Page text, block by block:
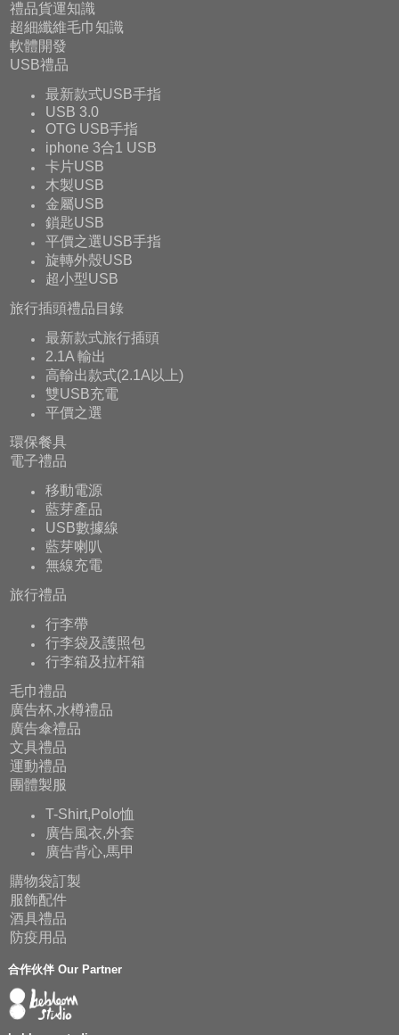
禮品貨運知識
超細纖維毛巾知識
軟體開發
USB禮品
最新款式USB手指
USB 3.0
OTG USB手指
iphone 3合1 USB
卡片USB
木製USB
金屬USB
鎖匙USB
平價之選USB手指
旋轉外殼USB
超小型USB
旅行插頭禮品目錄
最新款式旅行插頭
2.1A 輸出
高輸出款式(2.1A以上)
雙USB充電
平價之選
環保餐具
電子禮品
移動電源
藍芽產品
USB數據線
藍芽喇叭
無線充電
旅行禮品
行李帶
行李袋及護照包
行李箱及拉杆箱
毛巾禮品
廣告杯,水樽禮品
廣告傘禮品
文具禮品
運動禮品
團體製服
T-Shirt,Polo恤
廣告風衣,外套
廣告背心,馬甲
購物袋訂製
服飾配件
酒具禮品
防疫用品
合作伙伴 Our Partner